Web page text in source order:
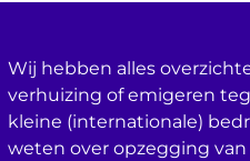
Wij hebben alles
verhuizing of emigeren
kleine (internationale)
weten over opzegging